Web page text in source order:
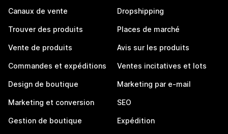
Canaux de vente
Trouver des produits
Vente de produits
Commandes et expéditions
Design de boutique
Marketing et conversion
Gestion de boutique
Dropshipping
Places de marché
Avis sur les produits
Ventes incitatives et lots
Marketing par e-mail
SEO
Expédition